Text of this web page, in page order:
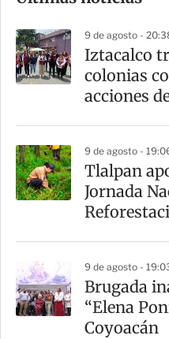
a
r
t
9 de agosto -
Iztacalco
colonias
acciones
9 de agosto -
Tlalpan
Jornada
9 de agosto -
Brugada
“Elena
Coyoacán